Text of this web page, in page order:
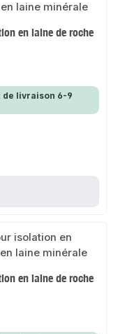
en laine de roche
de livraison 6-9
en laine de roche